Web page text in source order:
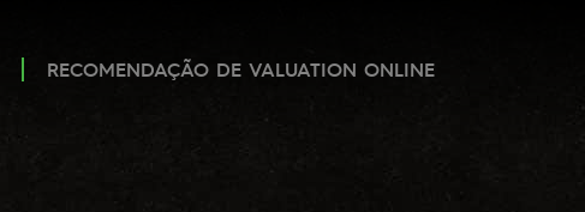
RECOMENDAÇÃO DE VALUATION ONLINE